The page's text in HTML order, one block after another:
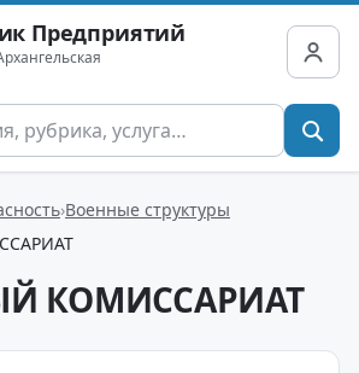
Предприятий
Военные структуры
КОМИССАРИАТ